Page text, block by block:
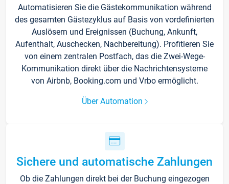
Automatisieren Sie die Gästekommunikation während
des gesamten Gästezyklus auf Basis von vordefinierten
Auslösern und Ereignissen (Buchung, Ankunft,
Aufenthalt, Auschecken, Nachbereitung). Profitieren Sie
von einem zentralen Postfach, das die Zwei-Wege-
Kommunikation direkt über die Nachrichtensysteme
von Airbnb, Booking.com und Vrbo ermöglicht.
Über Automation
Sichere und automatische Zahlungen
Ob die Zahlungen direkt bei der Buchung eingezogen